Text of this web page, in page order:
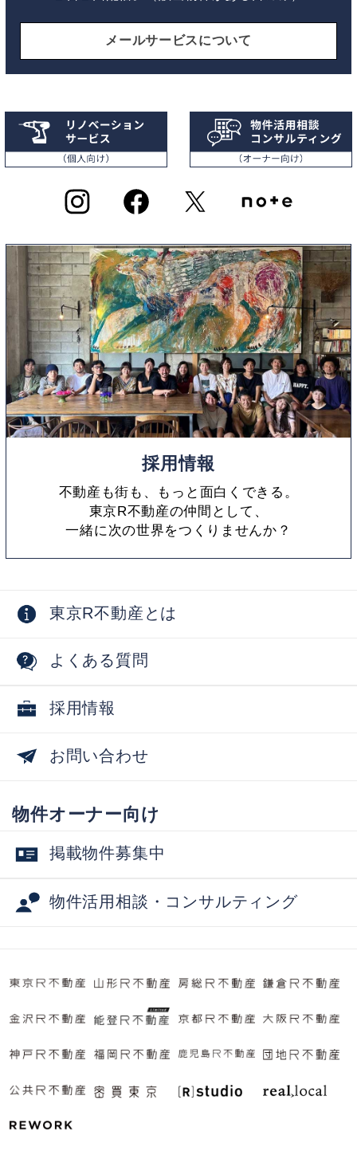
メールサービスについて
採用情報
不動産も街も、もっと面白くできる。
東京R不動産の仲間として、
一緒に次の世界をつくりませんか？
東京R不動産とは
よくある質問
採用情報
お問い合わせ
物件オーナー向け
掲載物件募集中
物件活用相談・コンサルティング